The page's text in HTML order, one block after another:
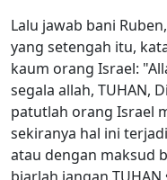
Lalu jawab bani
yang setengah itu,
kaum orang Israel:
segala allah, TUHAN,
patutlah orang Israel
sekiranya hal ini
atau dengan maksud